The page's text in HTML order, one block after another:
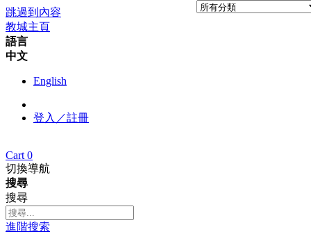
跳過到內容
教城主頁
語言
中文
English
登入／註冊
Cart 0
切換導航
搜尋
搜尋
進階搜索